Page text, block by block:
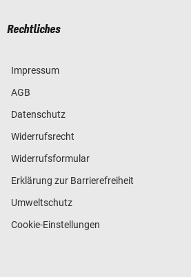
Rechtliches
Impressum
AGB
Datenschutz
Widerrufsrecht
Widerrufsformular
Erklärung zur Barrierefreiheit
Umweltschutz
Cookie-Einstellungen